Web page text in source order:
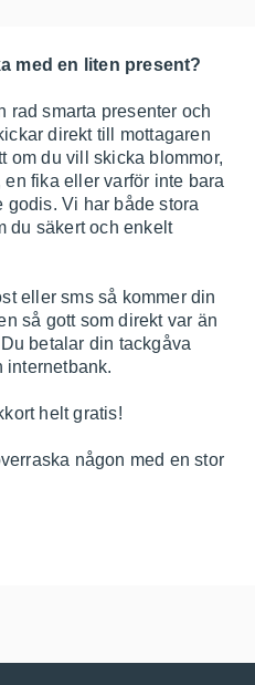
med en liten present?
rad smarta presenter och
direkt till mottagaren
om du vill skicka blommor,
fika eller varför inte bara
godis. Vi har både stora
du säkert och enkelt
eller sms så kommer din
så gott som direkt var än
betalar din tackgåva
internetbank.
helt gratis!
någon med en stor